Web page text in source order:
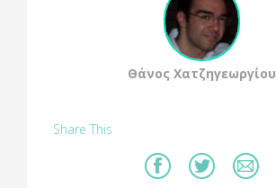
Θάνος Χατζηγεωργίου
Share This